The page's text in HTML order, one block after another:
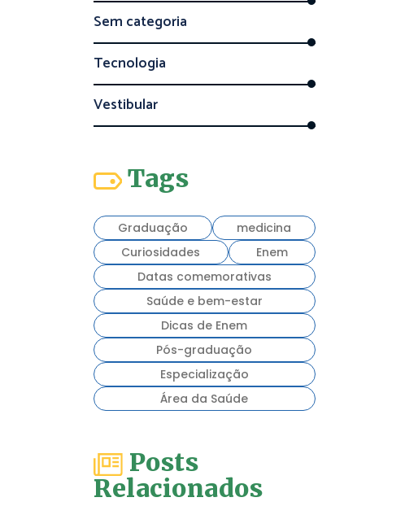
Sem categoria
Tecnologia
Vestibular
Tags
Graduação
medicina
Curiosidades
Enem
Datas comemorativas
Saúde e bem-estar
Dicas de Enem
Pós-graduação
Especialização
Área da Saúde
Posts
Relacionados